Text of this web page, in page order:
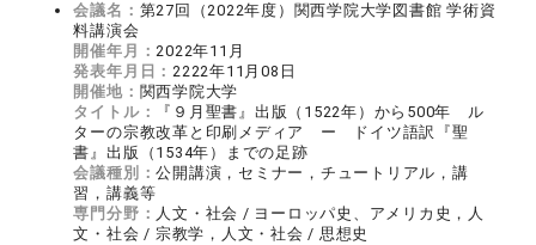
会議名： 第27回（2022年度）関西学院大学図書館 学術資
料講演会
開催年月：2022年11月
発表年月日：2222年11月08日
開催地： 関西学院大学
タイトル：
『９月聖書』出版（1522年）から500年 ル
ターの宗教改革と印刷メディア ー ドイツ語訳『聖
書』出版（1534年）までの足跡
会議種別：公開講演，セミナー，チュートリアル，講
習，講義等
専門分野： 人文・社会 / ヨーロッパ史、アメリカ史，人
文・社会 / 宗教学，人文・社会 / 思想史